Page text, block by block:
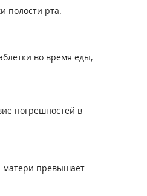
полости рта.
во время еды,
погрешностей в
матери превышает